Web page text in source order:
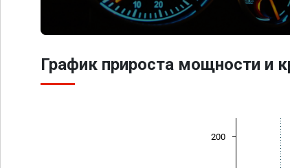
График прироста мощности и
200